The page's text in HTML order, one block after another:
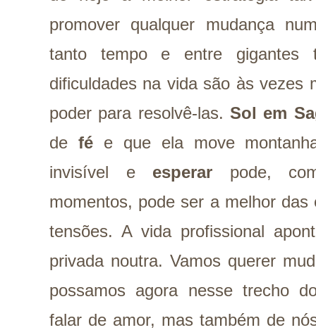
promover qualquer mudança
tanto tempo e entre gigantes
dificuldades na vida são às vezes
poder para resolvê-las. Sol em
de fée que ela move
invisível e esperar pode,
momentos, pode ser a melhor
tensões. A vida profissional
privada noutra. Vamos querer
possamos agora nesse trecho
falar de amor, mas também de